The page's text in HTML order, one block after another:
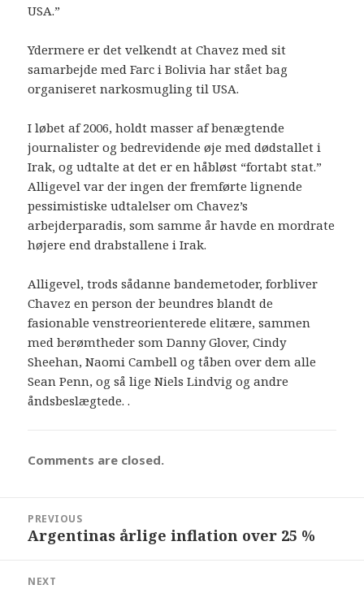
USA.”
Ydermere er det velkendt at Chavez med sit
samarbejde med Farc i Bolivia har stået bag
organiseret narkosmugling til USA.
I løbet af 2006, holdt masser af benægtende
journalister og bedrevidende øje med dødstallet i
Irak, og udtalte at det er en håbløst “fortabt stat.”
Alligevel var der ingen der fremførte lignende
pessimistiske udtalelser om Chavez’s
arbejderparadis, som samme år havde en mordrate
højere end drabstallene i Irak.
Alligevel, trods sådanne bandemetoder, forbliver
Chavez en person der beundres blandt de
fasionable venstreorienterede elitære, sammen
med berømtheder som Danny Glover, Cindy
Sheehan, Naomi Cambell og tåben over dem alle
Sean Penn, og så lige Niels Lindvig og andre
åndsbeslægtede. .
Comments are closed.
navigation
PREVIOUS
Previous
Argentinas årlige inflation over 25 %
NEXT